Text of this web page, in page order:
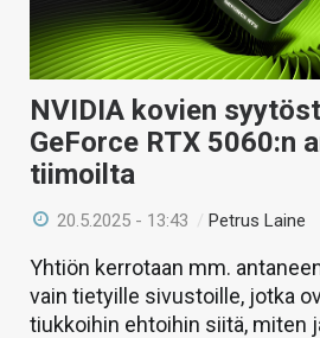
NVIDIA kovien
GeForce RTX 5060:n
tiimoilta
20.5.2025 - 13:43 /Petrus Laine
Yhtiön kerrotaan mm.
vain tietyille sivustoille, jotka
tiukkoihin ehtoihin siitä, miten